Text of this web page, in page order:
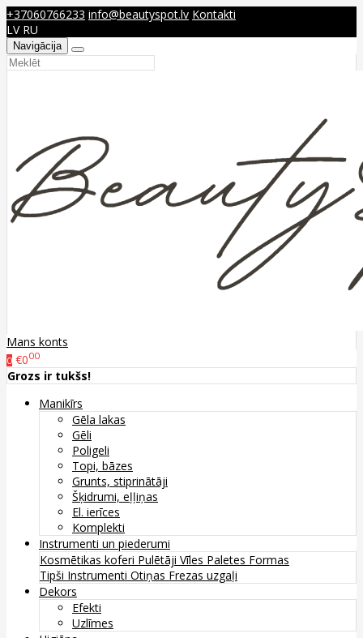
+37060766233 info@beautyspot.lv Kontakti
LV RU
Navigācija
Mans konts
0 €000
Grozs ir tukšs!
Manikīrs
Gēla lakas
Gēli
Poligeli
Topi, bāzes
Grunts, stiprinātāji
Šķidrumi, eļļiņas
El. ierīces
Komplekti
Instrumenti un piederumi
Kosmētikas koferi Pulētāji Vīles Paletes Formas
Tipši Instrumenti Otiņas Frezas uzgaļi
Dekors
Efekti
Uzlīmes